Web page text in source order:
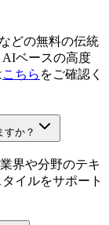
どの無料の伝統
ベースの高度
こちら をご確認く
すか？
界や分野のテキ
イルをサポート